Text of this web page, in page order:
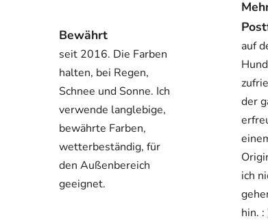
Bewährt
seit 2016. Die Farben
halten, bei Regen,
Schnee und Sonne. Ich
verwende langlebige,
bewährte Farben,
wetterbeständig, für
den Außenbereich
geeignet.
auf
der
ich
hin. :